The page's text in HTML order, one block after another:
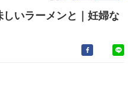
いラーメンと｜妊婦な